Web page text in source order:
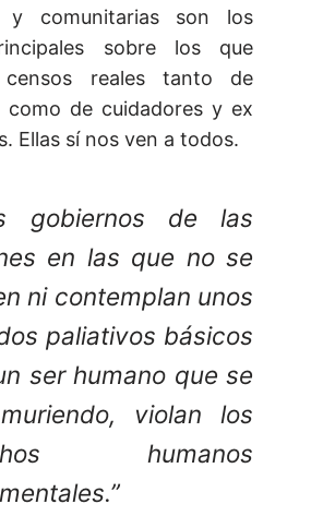
y comunitarias son los
sobre los que
censos reales tanto de
como de cuidadores y ex
Ellas sí nos ven a todos.
gobiernos de las
en las que no se
ni contemplan unos
paliativos básicos
ser humano que se
violan los
humanos